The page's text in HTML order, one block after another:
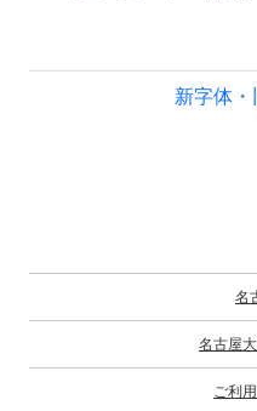
新字体
名
名古屋
ご利